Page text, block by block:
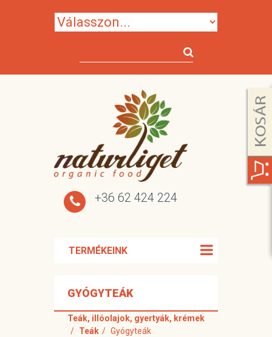
+36 62 424 224
TERMÉKEINK
GYÓGYTEÁK
Teák, illóolajok, gyertyák, krémek
Teák
Gyógyteák